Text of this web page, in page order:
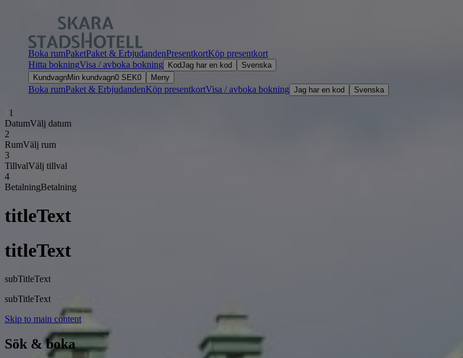
Boka rumPaketPaket & ErbjudandenPresentkortKöp presentkort
Hitta bokningVisa / avboka bokning KodJag har en kod
Svenska
KundvagnMin kundvagn0 SEK0 Meny
Boka rumPaket & ErbjudandenKöp presentkortVisa / avboka bokning Jag har en kod Svenska
1
DatumVälj datum
2
RumVälj rum
3
TillvalVälj tillval
4
BetalningBetalning
titleText
titleText
subTitleText
subTitleText
Skip to main content
Sök & boka